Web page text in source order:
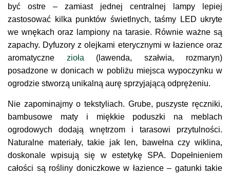
być ostre – zamiast jednej centralnej lampy lepiej
zastosować kilka punktów świetlnych, taśmy LED ukryte
we wnękach oraz lampiony na tarasie. Równie ważne są
zapachy. Dyfuzory z olejkami eterycznymi w łazience oraz
aromatyczne zioła (lawenda, szałwia, rozmaryn)
posadzone w donicach w pobliżu miejsca wypoczynku w
ogrodzie stworzą unikalną aurę sprzyjającą odprężeniu.
Nie zapominajmy o tekstyliach. Grube, puszyste ręczniki,
bambusowe maty i miękkie poduszki na meblach
ogrodowych dodają wnętrzom i tarasowi przytulności.
Naturalne materiały, takie jak len, bawełna czy wiklina,
doskonale wpisują się w estetykę SPA. Dopełnieniem
całości są rośliny doniczkowe w łazience – gatunki takie